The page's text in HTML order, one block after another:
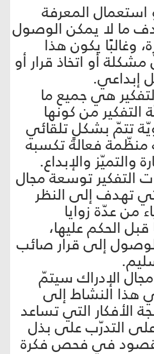
استعمال المعرفة
ما لا يمكن الوصول
وغالبًا يكون هذا
أو اتخاذ قرار أو
إبداعي.
هي جميع ما
التفكير من كونها
تتمّ بشكلٍ تلقائي
منظّمة فعالة تكسبه
والتميّز والإبداع.
التفكير توسعة مجال
تهدف إلى النظر
من عدّة زوايا
الحكم عليها،
إلى قرار صائب
الإدراك سيتمّ
هذا النشاط إلى
الأفكار التي تساعد
التدرّب على بذل
في فحص فكرة